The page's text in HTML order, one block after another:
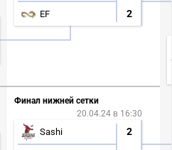
EF 2
Финал нижней сетки
20.04.24 в 16:30
Sashi 2